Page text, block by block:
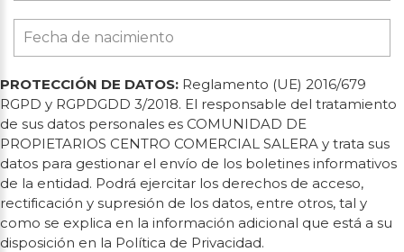
PROTECCIÓN DE DATOS: Reglamento (UE) 2016/679
RGPD y RGPDGDD 3/2018. El responsable del tratamiento
de sus datos personales es COMUNIDAD DE
PROPIETARIOS CENTRO COMERCIAL SALERA y trata sus
datos para gestionar el envío de los boletines informativos
de la entidad. Podrá ejercitar los derechos de acceso,
rectificación y supresión de los datos, entre otros, tal y
como se explica en la información adicional que está a su
disposición en la Política de Privacidad.